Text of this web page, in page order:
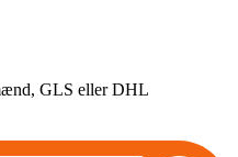
GLS eller DHL